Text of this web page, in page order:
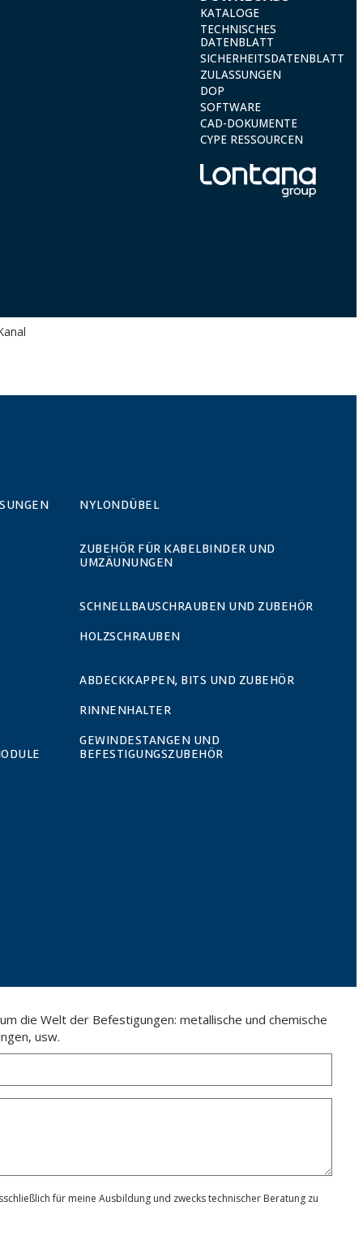
KATALOGE
TECHNISCHES
DATENBLATT
SICHERHEITSDATENBLATT
ZULASSUNGEN
DOP
SOFTWARE
CAD-DOKUMENTE
CYPE RESSOURCEN
NYLONDÜBEL
ZUBEHÖR FÜR KABELBINDER UND
UMZÄUNUNGEN
SCHNELLBAUSCHRAUBEN UND ZUBEHÖR
HOLZSCHRAUBEN
ABDECKKAPPEN, BITS UND ZUBEHÖR
RINNENHALTER
GEWINDESTANGEN UND
BEFESTIGUNGSZUBEHÖR
die Welt der Befestigungen: metallische und chemische
usw.
für meine Ausbildung und zwecks technischer Beratung zu